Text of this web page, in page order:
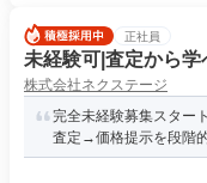
正社員
未経験可|査定から
株式会社ネクステージ
完全未経験募集スター
査定→価格提示を段階